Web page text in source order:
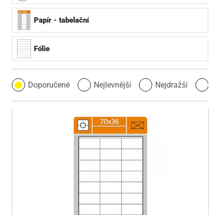
Papír - tabelační
Fólie
Doporučené Nejlevnější Nejdražší